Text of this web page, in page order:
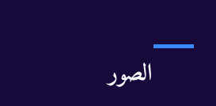
الصور